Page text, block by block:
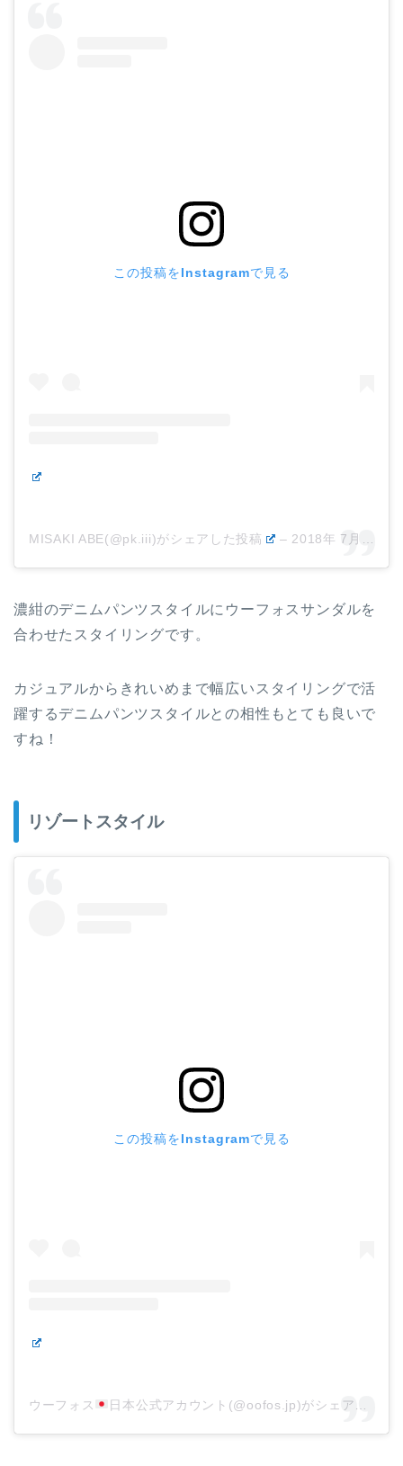
この投稿をInstagramで見る
MISAKI ABE(@pk.iii)がシェアした投稿 – 2018年 7月月17日午前6時06分PDT
濃紺のデニムパンツスタイルにウーフォスサンダルを
合わせたスタイリングです。
カジュアルからきれいめまで幅広いスタイリングで活
躍するデニムパンツスタイルとの相性もとても良いで
すね！
リゾートスタイル
この投稿をInstagramで見る
ウーフォス 日本公式アカウント(@oofos.jp)がシェアした投稿